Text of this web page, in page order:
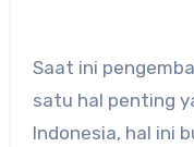
Saat ini
satu hal penting
Indonesia, hal ini